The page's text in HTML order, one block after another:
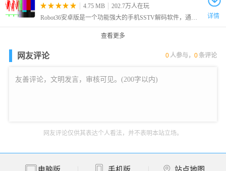
4.75 MB
202.7万人在玩
Robot36安卓版是一个功能强大的手机SSTV解码软件，通过这个软件我们就可以很轻松的体验到慢扫描电视的使用。SSTV全称是Slow-scan Television慢扫描电视
详情
查看更多
网友评论 0 人参与，0条评论
网友评论仅供其表达个人看法，并不表明本站立场。